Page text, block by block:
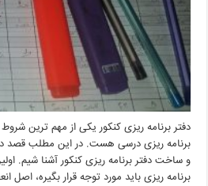
دفتر برنامه ریزی کنکور یکی از مهم ترین
برنامه ریزی درسی هست. در این مطلب قصد
و ساخت دفتر برنامه ریزی کنکور آشنا شیم.
برنامه ریزی باید مورد توجه قرار بگیره، اصل